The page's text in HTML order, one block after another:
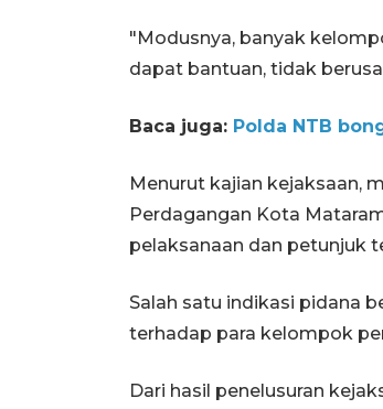
"Modusnya, banyak
dapat bantuan, tidak
Baca juga: Polda NTB
Menurut kajian kejaksaan,
Perdagangan Kota
pelaksanaan dan petunjuk
Salah satu indikasi pidana
terhadap para kelompok
Dari hasil penelusuran